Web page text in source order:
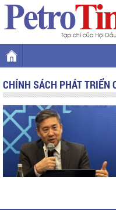
CHÍNH SÁCH PHÁT TRIỂN